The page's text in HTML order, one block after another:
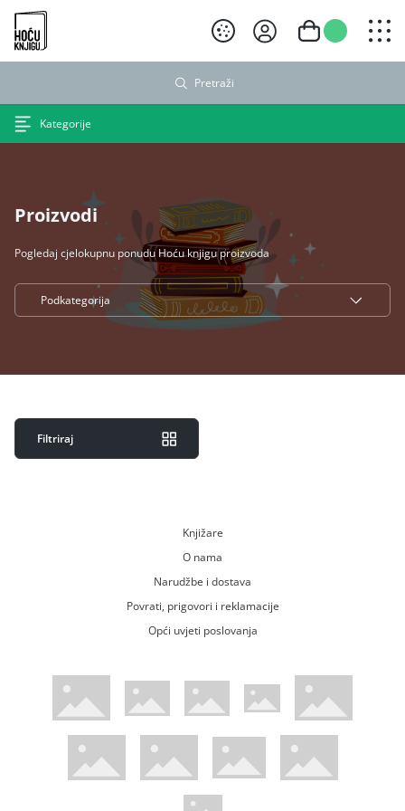
Hoću knjigu crni logo
Pretraži
Kategorije
Proizvodi
Pogledaj cjelokupnu ponudu Hoću knjigu proizvoda
Podkategorija
Filtriraj
Knjižare
O nama
Narudžbe i dostava
Povrati, prigovori i reklamacije
Opći uvjeti poslovanja
WsPay web stranicaMaestro web stranicaMastercard web stranicaAmerican Express web stranica
Visa web stranica
Diners web stranicaTrustwave certificiranoMastercard sigurnosni kod web
Pci Dss certificirano
Verified by Visa web stranica